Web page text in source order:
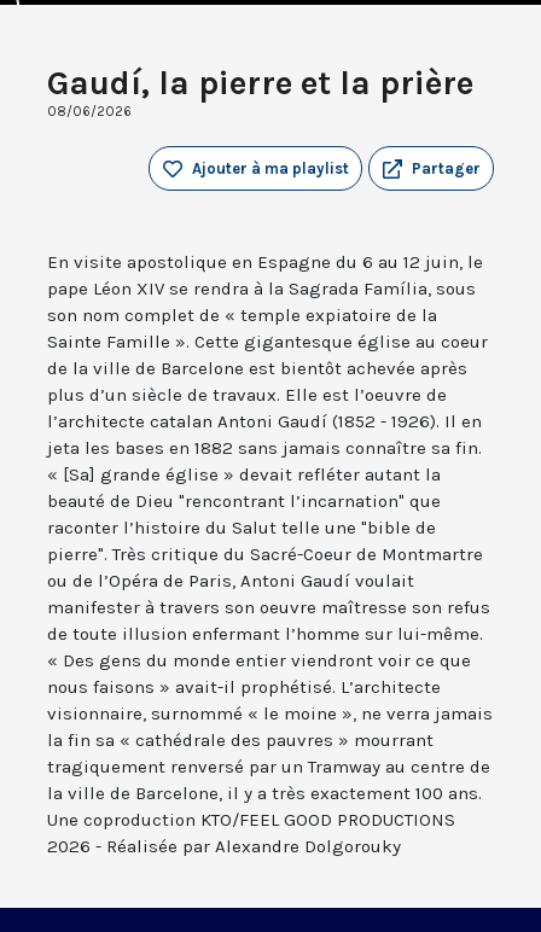
Gaudí, la pierre et la prière
08/06/2026
Partager
Ajouter à ma playlist
En visite apostolique en Espagne du 6 au 12 juin, le
pape Léon XIV se rendra à la Sagrada Família, sous
son nom complet de « temple expiatoire de la
Sainte Famille ». Cette gigantesque église au coeur
de la ville de Barcelone est bientôt achevée après
plus d’un siècle de travaux. Elle est l’oeuvre de
l’architecte catalan Antoni Gaudí (1852 - 1926). Il en
jeta les bases en 1882 sans jamais connaître sa fin.
« [Sa] grande église » devait refléter autant la
beauté de Dieu "rencontrant l’incarnation" que
raconter l’histoire du Salut telle une "bible de
pierre". Très critique du Sacré-Coeur de Montmartre
ou de l’Opéra de Paris, Antoni Gaudí voulait
manifester à travers son oeuvre maîtresse son refus
de toute illusion enfermant l’homme sur lui-même.
« Des gens du monde entier viendront voir ce que
nous faisons » avait-il prophétisé. L’architecte
visionnaire, surnommé « le moine », ne verra jamais
la fin sa « cathédrale des pauvres » mourrant
tragiquement renversé par un Tramway au centre de
la ville de Barcelone, il y a très exactement 100 ans.
Une coproduction KTO/FEEL GOOD PRODUCTIONS
2026 - Réalisée par Alexandre Dolgorouky